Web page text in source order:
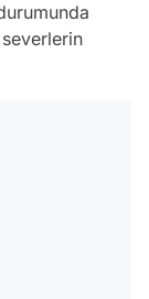
severlerin